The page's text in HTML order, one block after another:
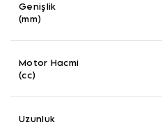
Genişlik
(mm)
Motor Hacmi
(cc)
Uzunluk